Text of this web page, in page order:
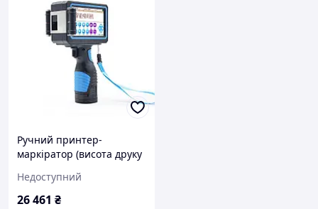
Ручний принтер-
маркіратор (висота друку
Недоступний
26 461 ₴